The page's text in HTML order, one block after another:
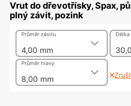
Vrut do dřevotřísky, Spax,
plný závit, pozink
4,00 mm
Průměr závitu Délka
8,00 mm
Průměr hlavy